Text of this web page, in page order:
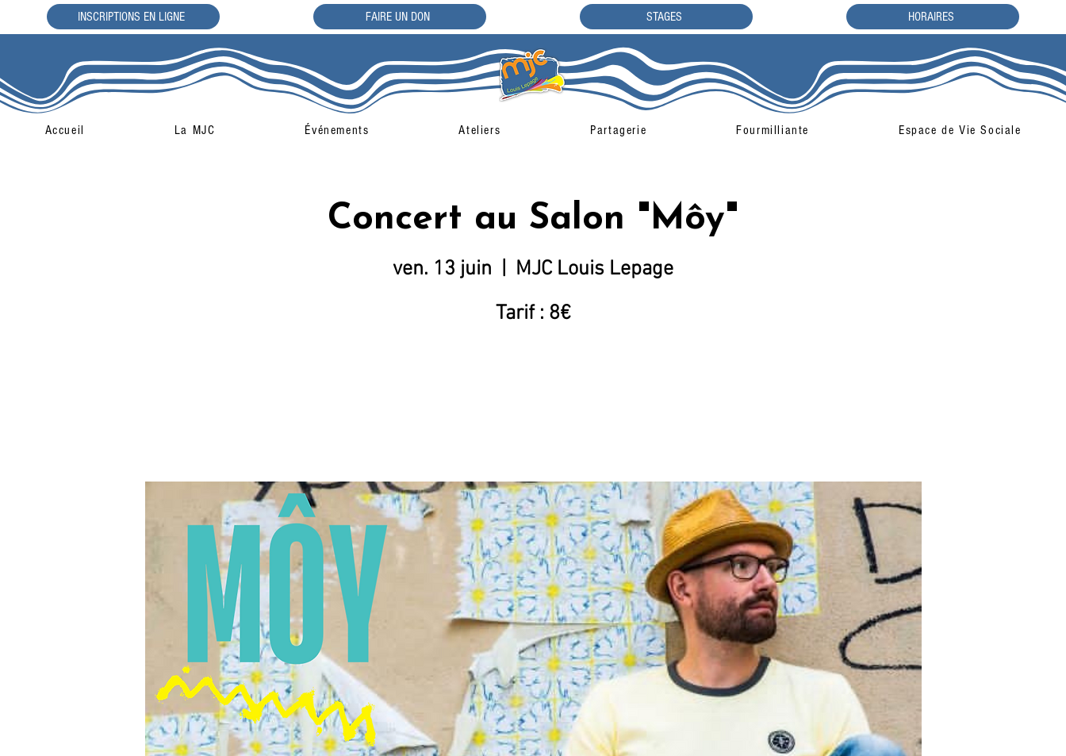
INSCRIPTIONS EN LIGNE FAIRE UN DON STAGES HORAIRES
Accueil La MJC Événements Ateliers Partagerie Fourmilliante Espace de Vie Sociale
Concert au Salon "Môy"
ven. 13 juin
  |
MJC Louis Lepage
Tarif : 8€